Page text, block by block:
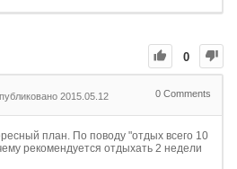
0
2015.05.12 0 Comments
план. По поводу "отдых всего 10
рекомендуется отдыхать 2 недели